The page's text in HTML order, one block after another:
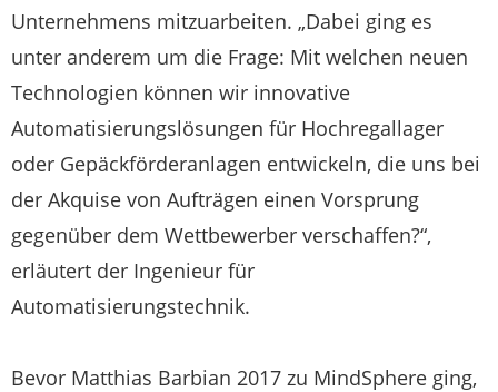
Unternehmens mitzuarbeiten. „Dabei ging es
unter anderem um die Frage: Mit welchen neuen
Technologien können wir innovative
Automatisierungslösungen für Hochregallager
oder Gepäckförderanlagen entwickeln, die uns bei
der Akquise von Aufträgen einen Vorsprung
gegenüber dem Wettbewerber verschaffen?“,
erläutert der Ingenieur für
Automatisierungstechnik.
Bevor Matthias Barbian 2017 zu MindSphere ging,